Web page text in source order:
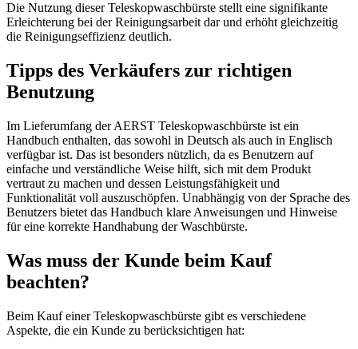
Die Nutzung dieser Teleskopwaschbürste stellt eine signifikante
Erleichterung bei der Reinigungsarbeit dar und erhöht gleichzeitig
die Reinigungseffizienz deutlich.
Tipps des Verkäufers zur richtigen
Benutzung
Im Lieferumfang der AERST Teleskopwaschbürste ist ein
Handbuch enthalten, das sowohl in Deutsch als auch in Englisch
verfügbar ist. Das ist besonders nützlich, da es Benutzern auf
einfache und verständliche Weise hilft, sich mit dem Produkt
vertraut zu machen und dessen Leistungsfähigkeit und
Funktionalität voll auszuschöpfen. Unabhängig von der Sprache des
Benutzers bietet das Handbuch klare Anweisungen und Hinweise
für eine korrekte Handhabung der Waschbürste.
Was muss der Kunde beim Kauf
beachten?
Beim Kauf einer Teleskopwaschbürste gibt es verschiedene
Aspekte, die ein Kunde zu berücksichtigen hat: